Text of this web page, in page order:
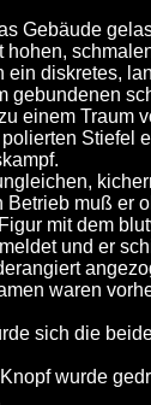
Gebäude
ein diskretes,
gebundenen
einem Traum
Stiefel
muß er
mit dem
und er
waren
sich die
wurde